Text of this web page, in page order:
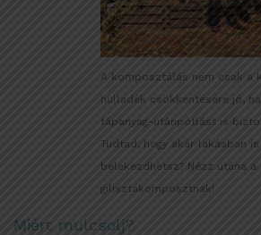
A komposztálás nem csak a
hulladék csökkentésére jó,
tápanyag-utánpótlást is
Tudtad, hogy akár lakásban is
belekezdhetsz? Nézz utána a
gilisztakomposztnak!
Miért mulcsolj?